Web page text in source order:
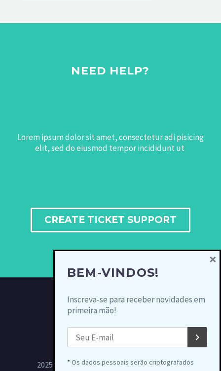
NEED HELP?
Lorem ipsum dolor sit amet, consectetur adi pisicing
elit, sed do eiusmod tempor incididunt ut
CREATE TICKET SUPPORT
2025 © Copyrights Circuito Light Rio Antigo
BEM-VINDOS!
Inscreva-se para receber novidades em
primeira mão!
* Os dados pessoais serão criptografados
×